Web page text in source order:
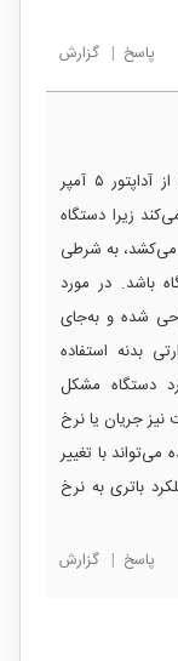
پاسخ | گزارش
سلام و احترام، استفاده از آداپتور ۵ آمپر
زیرا دستگاه
می‌کشد، به شرطی
باشد. در مورد
شده و به‌جای
بدنه استفاده
دستگاه مشکل
جریان یا نرخ
با تغییر
باتری به نرخ
پاسخ | گزارش